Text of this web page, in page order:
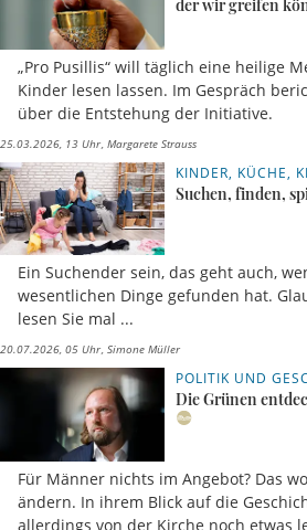
der wir greifen
„Pro Pusillis“ will täglich eine heilige
Kinder lesen lassen. Im Gespräch
über die Entstehung der Initiative.
25.03.2026, 13 Uhr Margarete Strauss
KINDER, KÜCHE,
Suchen, finden,
Ein Suchender sein, das geht auch,
wesentlichen Dinge gefunden hat.
lesen Sie mal ...
20.07.2026, 05 Uhr Simone Müller
POLITIK UND
Die Grünen
Für Männer nichts im Angebot? Das
ändern. In ihrem Blick auf die
allerdings von der Kirche noch etwas